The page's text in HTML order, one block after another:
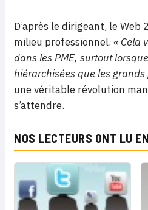
D’après le dirigeant, le Web
milieu professionnel. « Cela
dans les PME, surtout
hiérarchisées que les grands
une véritable révolution
s’attendre.
NOS LECTEURS ONT LU